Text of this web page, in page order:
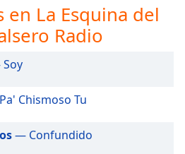
en La Esquina del
Radio
Chismoso Tu
— Confundido